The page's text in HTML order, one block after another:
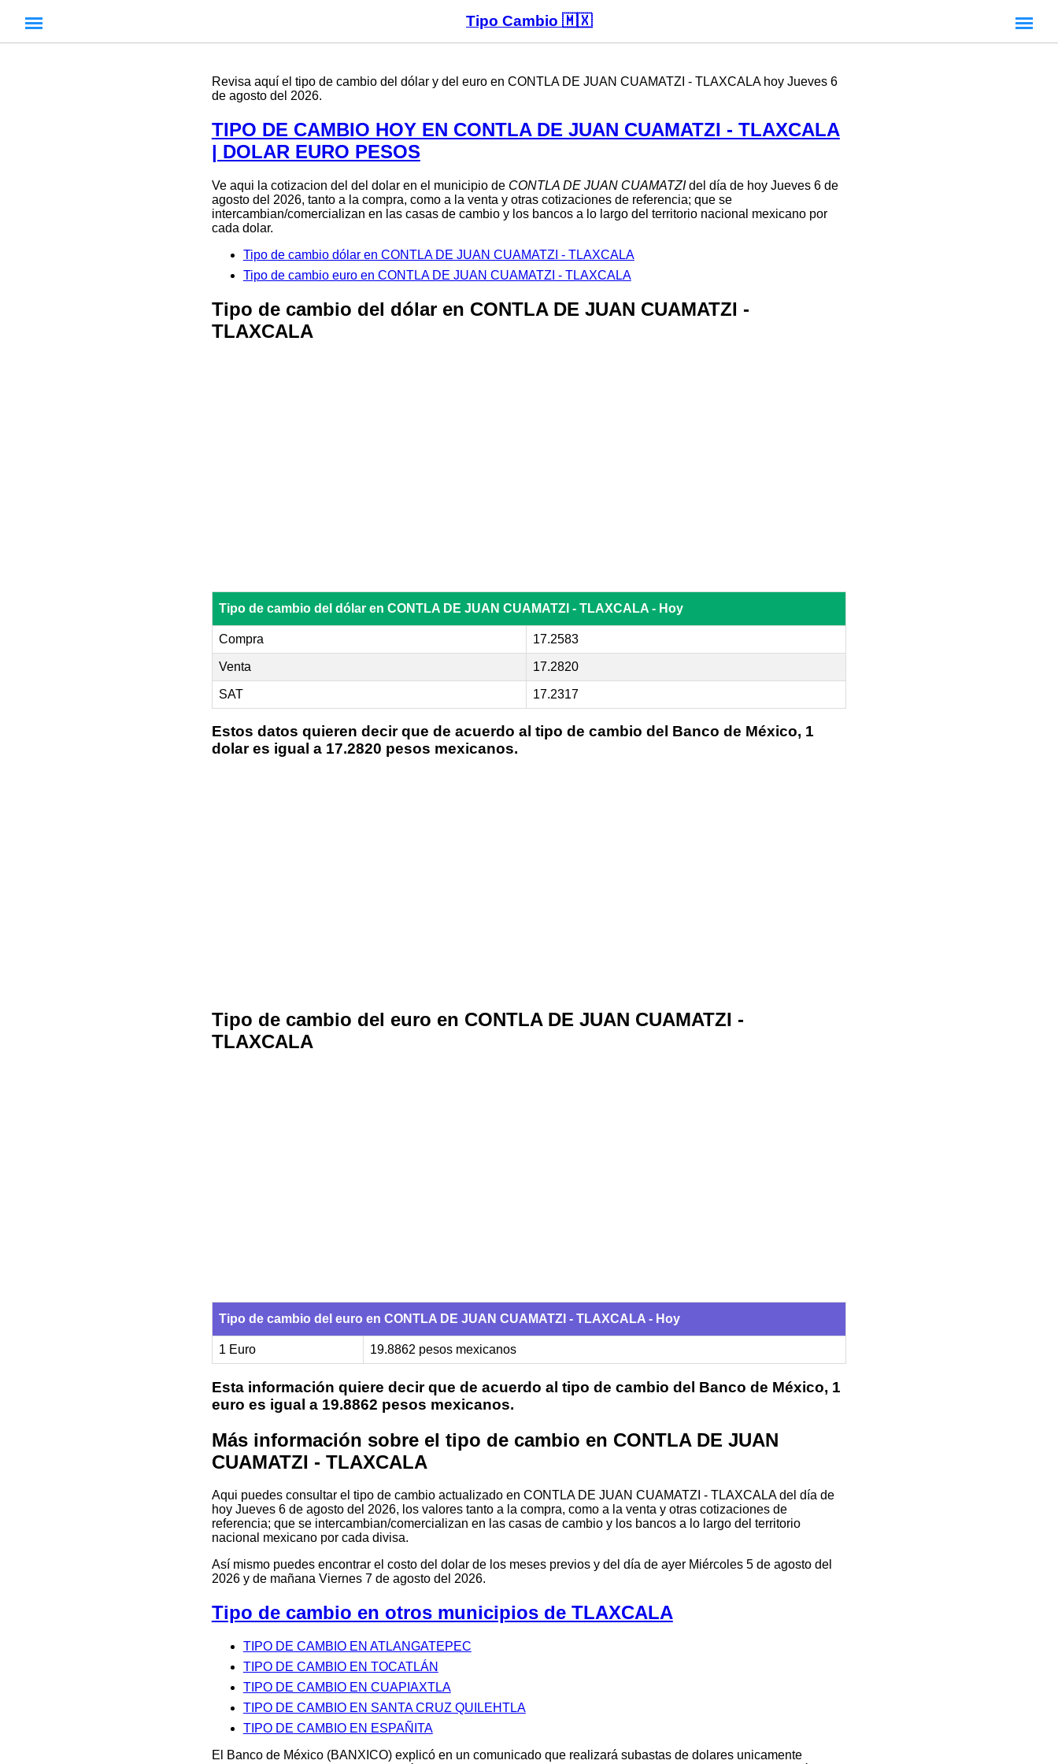
Tipo Cambio 🇲🇽
Revisa aquí el tipo de cambio del dólar y del euro en CONTLA DE JUAN CUAMATZI - TLAXCALA hoy Jueves 6
de agosto del 2026.
TIPO DE CAMBIO HOY EN CONTLA DE JUAN CUAMATZI - TLAXCALA
| DOLAR EURO PESOS
Ve aqui la cotizacion del del dolar en el municipio de CONTLA DE JUAN CUAMATZIdel día de hoy Jueves 6 de
agosto del 2026, tanto a la compra, como a la venta y otras cotizaciones de referencia; que se
intercambian/comercializan en las casas de cambio y los bancos a lo largo del territorio nacional mexicano por
cada dolar.
Tipo de cambio dólar en CONTLA DE JUAN CUAMATZI - TLAXCALA
Tipo de cambio euro en CONTLA DE JUAN CUAMATZI - TLAXCALA
Tipo de cambio del dólar en CONTLA DE JUAN CUAMATZI -
TLAXCALA
Tipo de cambio del dólar en CONTLA DE JUAN CUAMATZI - TLAXCALA - Hoy
Compra 17.2583
Venta 17.2820
SAT 17.2317
Estos datos quieren decir que de acuerdo al tipo de cambio del Banco de México, 1
dolar es igual a 17.2820 pesos mexicanos.
Tipo de cambio del euro en CONTLA DE JUAN CUAMATZI -
TLAXCALA
Tipo de cambio del euro en CONTLA DE JUAN CUAMATZI - TLAXCALA - Hoy
1 Euro 19.8862 pesos mexicanos
Esta información quiere decir que de acuerdo al tipo de cambio del Banco de México, 1
euro es igual a 19.8862 pesos mexicanos.
Más información sobre el tipo de cambio en CONTLA DE JUAN
CUAMATZI - TLAXCALA
Aqui puedes consultar el tipo de cambio actualizado en CONTLA DE JUAN CUAMATZI - TLAXCALA del día de
hoy Jueves 6 de agosto del 2026, los valores tanto a la compra, como a la venta y otras cotizaciones de
referencia; que se intercambian/comercializan en las casas de cambio y los bancos a lo largo del territorio
nacional mexicano por cada divisa.
Así mismo puedes encontrar el costo del dolar de los meses previos y del día de ayer Miércoles 5 de agosto del
2026 y de mañana Viernes 7 de agosto del 2026.
Tipo de cambio en otros municipios de TLAXCALA
TIPO DE CAMBIO EN ATLANGATEPEC
TIPO DE CAMBIO EN TOCATLÁN
TIPO DE CAMBIO EN CUAPIAXTLA
TIPO DE CAMBIO EN SANTA CRUZ QUILEHTLA
TIPO DE CAMBIO EN ESPAÑITA
El Banco de México (BANXICO) explicó en un comunicado que realizará subastas de dolares unicamente